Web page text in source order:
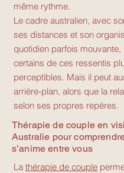
même rythme.
Le cadre australien, avec
ses distances et son
quotidien parfois
certains de ces ressentis
perceptibles. Mais il peut
arrière-plan, alors que la
selon ses propres repères.
Thérapie de couple en
Australie pour
s’anime entre vous
La thérapie de couple